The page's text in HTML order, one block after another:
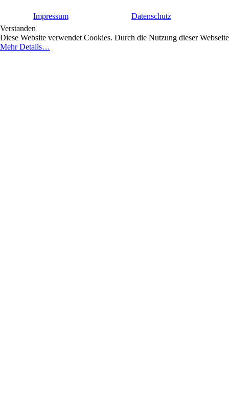
Impressum
Datenschutz
Verstanden
Diese Website verwendet Cookies. Durch die Nutzung dieser
Mehr Details…